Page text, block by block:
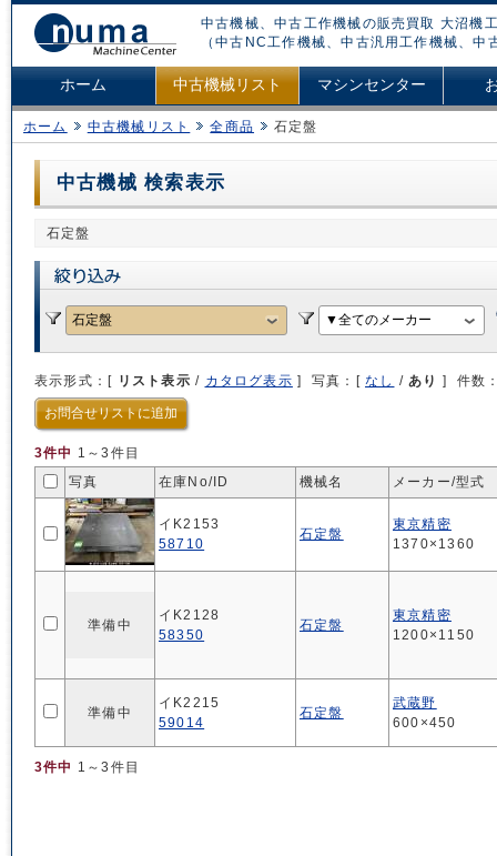
中古機械、中古工作機械の販売買取 大沼機
（中古NC工作機械、中古汎用工作機械、
ホーム 中古機械リスト マシンセンター
ホーム 中古機械リスト 全商品 石定盤
中古機械 検索表示
石定盤
表示形式：[ リスト表示 / カタログ表示 ] 写真：[ なし / あり ] 件数
お問合せリストに追加
3件中 1～3件目
写真
在庫No/ID 機械名 メーカー/型式
3件中 1～3件目
イK2153
58710
石定盤
東京精密
1370×1360
準備中
イK2128
58350
石定盤
東京精密
1200×1150
準備中
イK2215
59014
石定盤
武蔵野
600×450